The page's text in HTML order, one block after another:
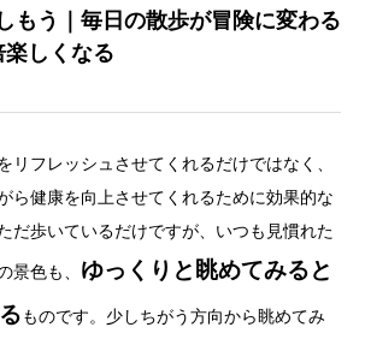
もう｜毎日の散歩が冒険に変わる
楽しくなる
リフレッシュさせてくれるだけではなく、
ら健康を向上させてくれるために効果的な
だ歩いているだけですが、いつも見慣れた
景色も、 ゆっくりと眺めてみると
ものです。少しちがう方向から眺めてみ